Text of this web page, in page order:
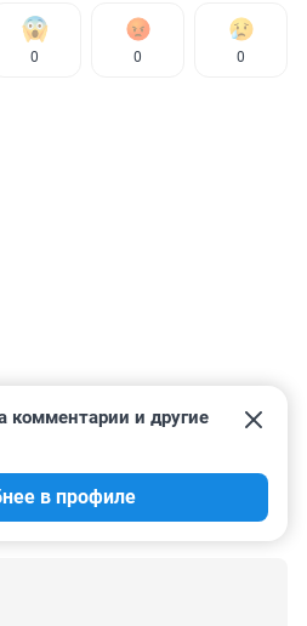
0 0 0
комментарии и другие
в профиле